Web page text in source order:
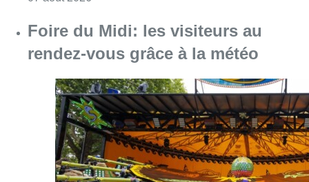
07 août 2026 Consulter l'article "Foire du Midi: les
Les Bruxellois respectent mieux les